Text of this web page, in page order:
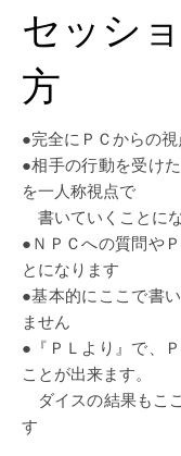
セッシ
方
●完全にＰＣからの
●相手の行動を受け
を一人称視点で
書いていくことに
●ＮＰＣへの質問や
とになります
●基本的にここで書
ません
●『ＰＬより』で、
ことが出来ます。
ダイスの結果もこ
す